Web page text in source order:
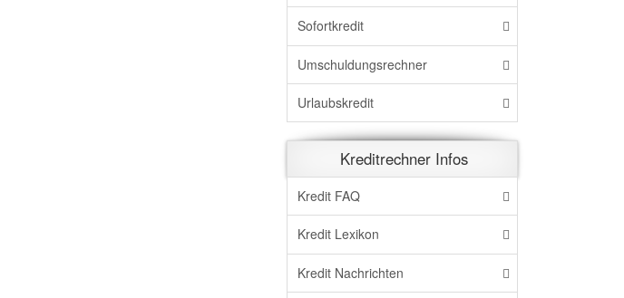
Sofortkredit
Umschuldungsrechner
Urlaubskredit
Kreditrechner Infos
Kredit FAQ
Kredit Lexikon
Kredit Nachrichten